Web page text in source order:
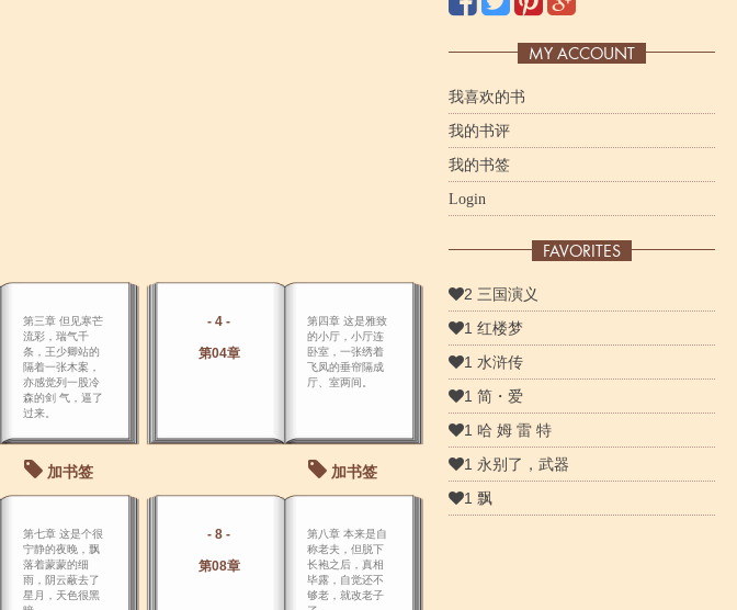
第三章 但见寒芒
流彩，瑞气千
条，王少卿站的
隔着一张木案，
亦感觉列一股冷
森的剑 气，逼了
过来。
加书签
- 4 -
第04章
第四章 这是雅致
的小厅，小厅连
卧室，一张绣着
飞凤的垂帘隔成
厅、室两间。
加书签
第七章 这是个很
宁静的夜晚，飘
落着蒙蒙的细
雨，阴云蔽去了
星月，天色很黑
- 8 -
第08章
第八章 本来是自
称老夫，但脱下
长袍之后，真相
毕露，自觉还不
够老，就改老子
MY ACCOUNT
我喜欢的书
我的书评
我的书签
Login
FAVORITES
2 三国演义
1 红楼梦
1 水浒传
1 简・爱
1 哈 姆 雷 特
1 永别了，武器
1 飘